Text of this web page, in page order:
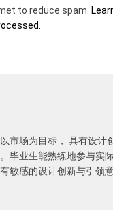
to reduce spam.
市场为目标， 具有设计
毕业生能熟练地参与实
敏感的设计创新与引领